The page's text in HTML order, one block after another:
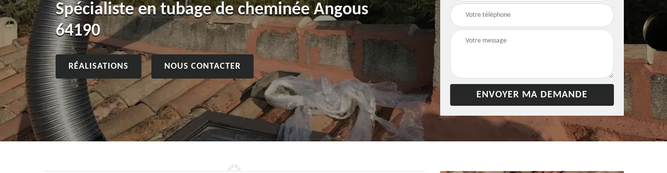
Spécialiste en tubage de cheminée Angous
64190
RÉALISATIONS NOUS CONTACTER